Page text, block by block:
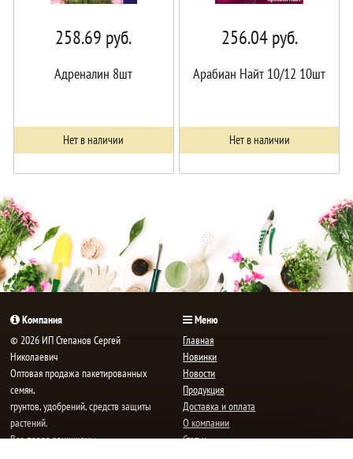
258.69 руб.
Адреналин 8шт
Нет в наличии
256.04руб.
Арабиан Найт 10/12 10шт
Нет в наличии
Компания
© 2026 ИП Степанов Сергей
Николаевич
Oптовая продажа пакетированных
семян,
грунтов, удобрений, средств защиты
растений.
Все права защищены.
Меню
Главная
Новинки
Новости
Продукция
Доставка и оплата
О компании
Статьи